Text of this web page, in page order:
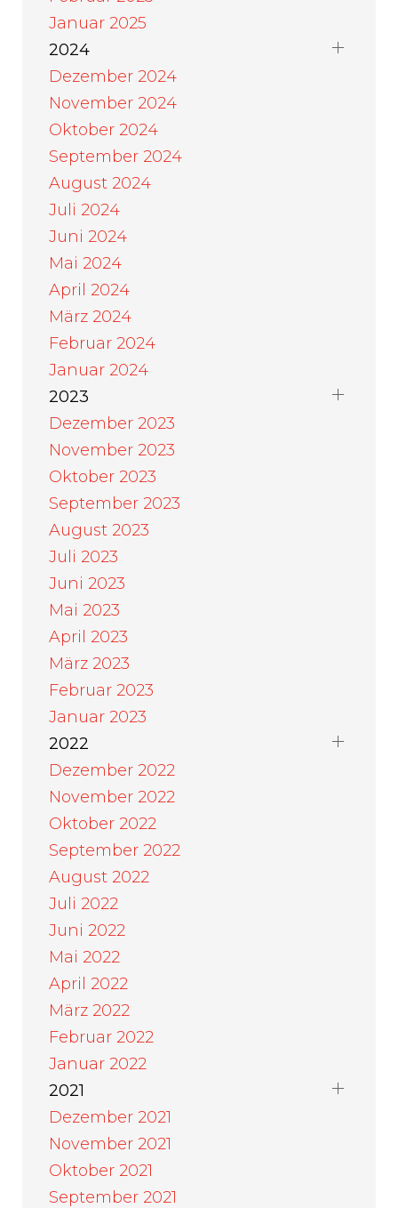
Januar 2025
2024
Dezember 2024
November 2024
Oktober 2024
September 2024
August 2024
Juli 2024
Juni 2024
Mai 2024
April 2024
März 2024
Februar 2024
Januar 2024
2023
Dezember 2023
November 2023
Oktober 2023
September 2023
August 2023
Juli 2023
Juni 2023
Mai 2023
April 2023
März 2023
Februar 2023
Januar 2023
2022
Dezember 2022
November 2022
Oktober 2022
September 2022
August 2022
Juli 2022
Juni 2022
Mai 2022
April 2022
März 2022
Februar 2022
Januar 2022
2021
Dezember 2021
November 2021
Oktober 2021
September 2021